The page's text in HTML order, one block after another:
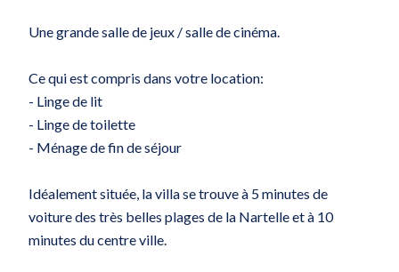
Une grande salle de jeux / salle de cinéma.
Ce qui est compris dans votre location:
- Linge de lit
- Linge de toilette
- Ménage de fin de séjour
Idéalement située, la villa se trouve à 5 minutes de
voiture des très belles plages de la Nartelle et à 10
minutes du centre ville.